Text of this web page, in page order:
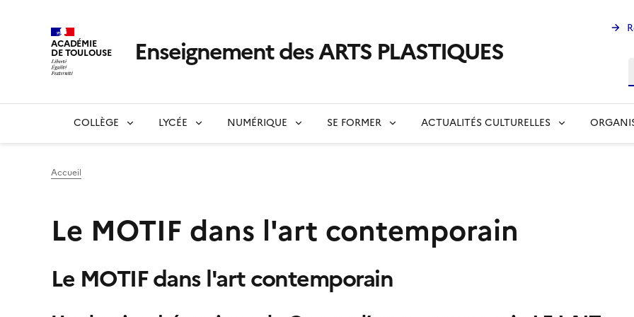
ACADÉMIE
DE TOULOUSE Enseignement des ARTS PLASTIQUES
COLLÈGE LYCÉE NUMÉRIQUE SE FORMER ACTUALITÉS CULTURELLES
Accueil
Le MOTIF dans l'art contemporain
Le MOTIF dans l'art contemporain